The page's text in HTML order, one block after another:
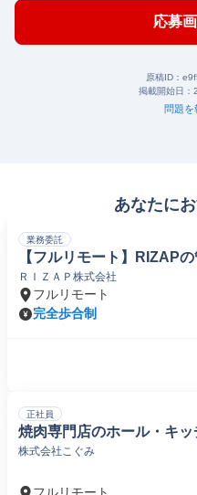
応募
原稿ID：
掲載開始日：
問題を
あなたに
業務委託
【フルリモート】RIZAP
ＲＩＺＡＰ株式会社
フルリモート
完全歩合制
正社員
焼肉専門店のホール・キッ
株式会社こぐみ